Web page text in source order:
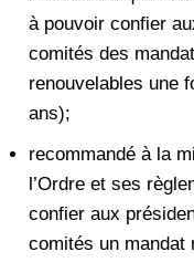
à pouvoir confier
comités des
renouvelables une
ans);
recommandé à la
l’Ordre et ses
confier aux
comités un mandat